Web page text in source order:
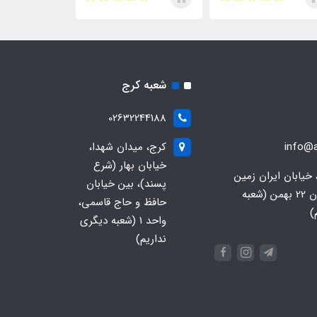
خیابان ایران زمین
جنوبی، خیابان 22 بهمن (شعبه
شعبه کرج
02632244188
کرج، میدان شهدا،
خیابان بهار (شرع
پسند)، بین خیابان
حافظ و حاج قاسمی،
واحد ۱ (شعبه دیگری
نداریم)